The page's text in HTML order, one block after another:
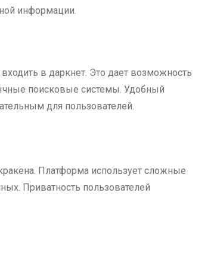
информации.
в даркнет. Это дает возможность
поисковые системы. Удобный
для пользователей.
Платформа использует сложные
Приватность пользователей